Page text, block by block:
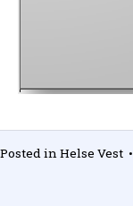
Posted inHelse Vest •